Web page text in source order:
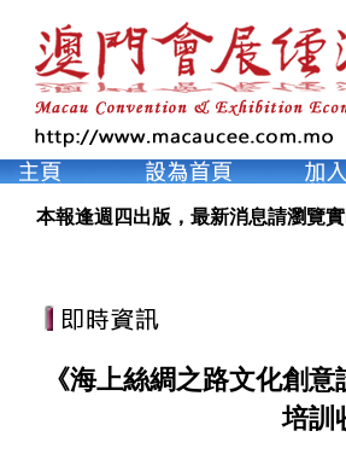
本報逢週四出版，最新消息請瀏覽實
《海上絲綢之路文化創
培訓